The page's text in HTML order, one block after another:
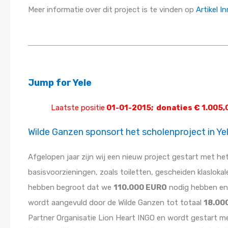
Meer informatie over dit project is te vinden op Artikel
Jump for Yele
Laatste positie 01-01-2015; donaties €
Wilde Ganzen sponsort het scholenproject in
Afgelopen jaar zijn wij een nieuw project gestart met
basisvoorzieningen, zoals toiletten, gescheiden
hebben begroot dat we 110.000 EURO nodig hebben
wordt aangevuld door de Wilde Ganzen tot totaal
Partner Organisatie Lion Heart INGO en wordt gestart